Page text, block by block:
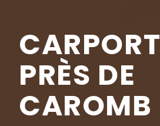
CARPORT
PRÈS DE
CAROMB